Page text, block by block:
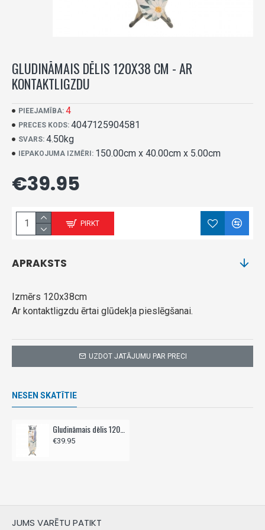
GLUDINĀMAIS DĒLIS 120X38 CM - AR
KONTAKTLIGZDU
PIEEJAMĪBA: 4
PRECES KODS: 4047125904581
SVARS: 4.50kg
IEPAKOJUMA IZMĒRI: 150.00cm x 40.00cm x 5.00cm
€39.95
PIRKT
UZDOT JATĀJUMU PAR PRECI
APRAKSTS
Izmērs 120x38cm
Ar kontaktligzdu ērtai glūdekļa pieslēgšanai.
NESEN SKATĪTIE
Gludināmais dēlis 120x38 cm - ar kontaktligzdu
€39.95
JUMS VARĒTU PATIKT